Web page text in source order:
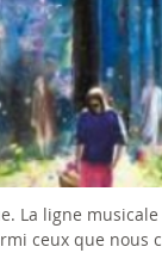
La ligne
ceux que nous